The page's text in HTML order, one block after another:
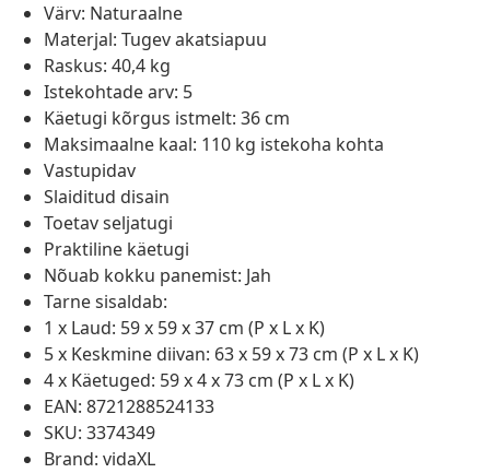
Värv: Naturaalne
Materjal: Tugev akatsiapuu
Raskus: 40,4 kg
Istekohtade arv: 5
Käetugi kõrgus istmelt: 36 cm
Maksimaalne kaal: 110 kg istekoha kohta
Vastupidav
Slaiditud disain
Toetav seljatugi
Praktiline käetugi
Nõuab kokku panemist: Jah
Tarne sisaldab:
1 x Laud: 59 x 59 x 37 cm (P x L x K)
5 x Keskmine diivan: 63 x 59 x 73 cm (P x L x K)
4 x Käetuged: 59 x 4 x 73 cm (P x L x K)
EAN: 8721288524133
SKU: 3374349
Brand: vidaXL